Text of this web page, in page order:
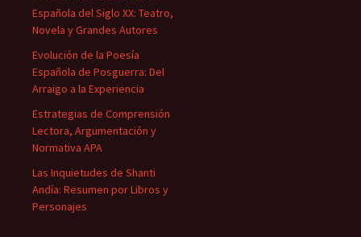
Española del Siglo XX: Teatro,
Novela y Grandes Autores
Evolución de la Poesía
Española de Posguerra: Del
Arraigo a la Experiencia
Estrategias de Comprensión
Lectora, Argumentación y
Normativa APA
Las Inquietudes de Shanti
Andía: Resumen por Libros y
Personajes